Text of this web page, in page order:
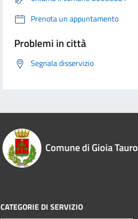
Prenota un appuntamento
Problemi in città
Segnala disservizio
Comune di Gioia Tauro
CATEGORIE DI SERVIZIO